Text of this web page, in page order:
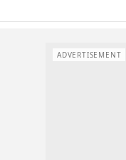
ADVERTISEMENT